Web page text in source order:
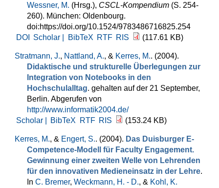
Wessner, M. (Hrsg.), CSCL-Kompendium (S. 254-
260). München: Oldenbourg.
doi:https://doi.org/10.1524/9783486716825.254
DOI
Scholar | BibTeX RTF RIS (117.61 KB)
Stratmann, J., Nattland, A., & Kerres, M.. (2004).
Didaktische und strukturelle Überlegungen zur
Integration von Notebooks in den
Hochschulalltag. gehalten auf der 21 September,
Berlin. Abgerufen von
http://www.informatik2004.de/
Scholar |
BibTeX RTF RIS (153.24 KB)
Kerres, M., & Engert, S.. (2004). Das Duisburger E-
Competence-Modell für Faculty Engagement.
Gewinnung einer zweiten Welle von Lehrenden
für den innovativen Medieneinsatz in der Lehre.
In C. Bremer, Weckmann, H. - D., & Kohl, K.